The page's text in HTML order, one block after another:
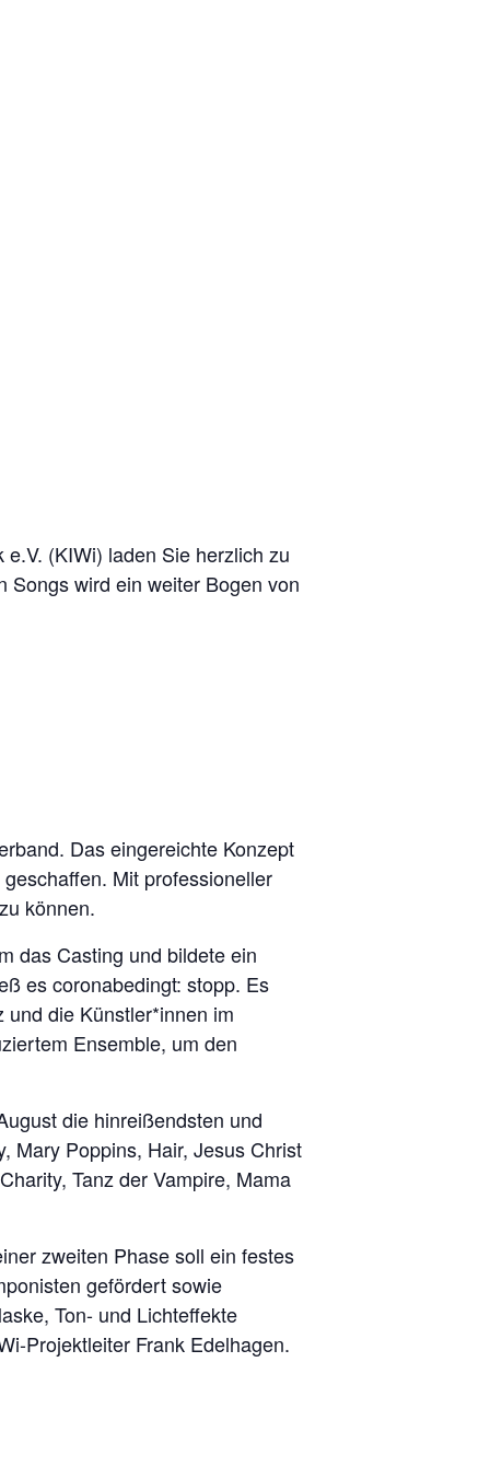
(KIWi) laden Sie herzlich zu
Songs wird ein weiter Bogen von
Das eingereichte Konzept
Mit professioneller
können.
das Casting und bildete ein
es coronabedingt: stopp. Es
die Künstler*innen im
Ensemble, um den
die hinreißendsten und
Mary Poppins, Hair, Jesus Christ
Tanz der Vampire, Mama
zweiten Phase soll ein festes
gefördert sowie
Ton- und Lichteffekte
Projektleiter Frank Edelhagen.